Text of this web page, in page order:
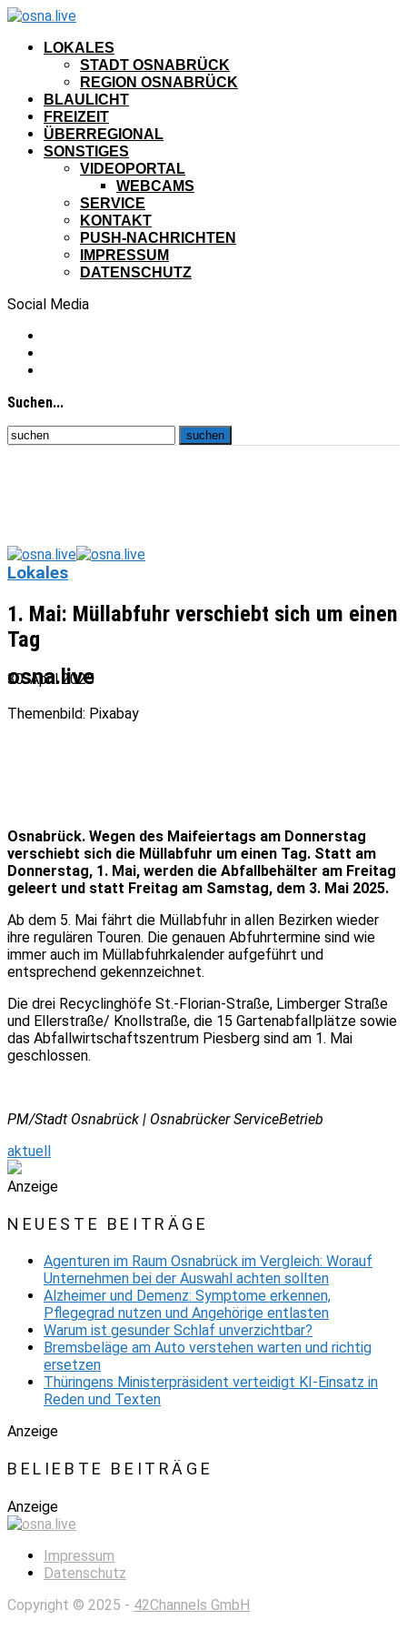
LOKALES
STADT OSNABRÜCK
REGION OSNABRÜCK
BLAULICHT
FREIZEIT
ÜBERREGIONAL
SONSTIGES
VIDEOPORTAL
WEBCAMS
SERVICE
KONTAKT
PUSH-NACHRICHTEN
IMPRESSUM
DATENSCHUTZ
Social Media
Suchen...
osna.live
Lokales
1. Mai: Müllabfuhr verschiebt sich um einen
Tag
30. April 2025
Themenbild: Pixabay
Osnabrück. Wegen des Maifeiertags am Donnerstag
verschiebt sich die Müllabfuhr um einen Tag. Statt am
Donnerstag, 1. Mai, werden die Abfallbehälter am Freitag
geleert und statt Freitag am Samstag, dem 3. Mai 2025.
Ab dem 5. Mai fährt die Müllabfuhr in allen Bezirken wieder
ihre regulären Touren. Die genauen Abfuhrtermine sind wie
immer auch im Müllabfuhrkalender aufgeführt und
entsprechend gekennzeichnet.
Die drei Recyclinghöfe St.-Florian-Straße, Limberger Straße
und Ellerstraße/ Knollstraße, die 15 Gartenabfallplätze sowie
das Abfallwirtschaftszentrum Piesberg sind am 1. Mai
geschlossen.
PM/Stadt Osnabrück | Osnabrücker ServiceBetrieb
aktuell
Anzeige
NEUESTE BEITRÄGE
Agenturen im Raum Osnabrück im Vergleich: Worauf
Unternehmen bei der Auswahl achten sollten
Alzheimer und Demenz: Symptome erkennen,
Pflegegrad nutzen und Angehörige entlasten
Warum ist gesunder Schlaf unverzichtbar?
Bremsbeläge am Auto verstehen warten und richtig
ersetzen
Thüringens Ministerpräsident verteidigt KI-Einsatz in
Reden und Texten
Anzeige
BELIEBTE BEITRÄGE
Anzeige
Impressum
Datenschutz
Copyright © 2025 - 42Channels GmbH